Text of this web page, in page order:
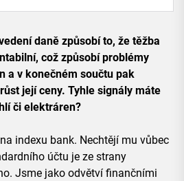
daně způsobí to, že těžba
což způsobí problémy
a v konečném součtu pak
její ceny. Tyhle signály máte
či elektráren?
indexu bank. Nechtějí mu vůbec
účtu je ze strany
Jsme jako odvětví finančními